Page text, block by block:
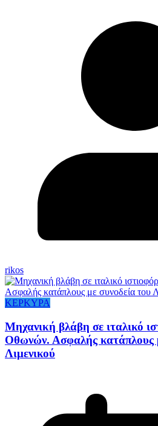
rikos
ΚΕΡΚΥΡΑ
Μηχανική βλάβη σε ιταλικό
Οθωνών. Ασφαλής κατάπλους
Λιμενικού